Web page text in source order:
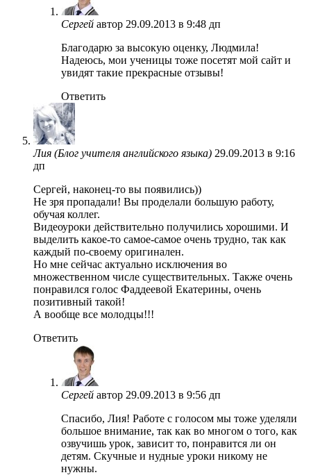
Сергей автор 29.09.2013 в 9:48 дп
Благодарю за высокую оценку, Людмила!
Надеюсь, мои ученицы тоже посетят мой сайт и
увидят такие прекрасные отзывы!
Ответить
Лия (Блог учителя английского языка) 29.09.2013 в 9:16
дп
Сергей, наконец-то вы появились))
Не зря пропадали! Вы проделали большую работу,
обучая коллег.
Видеоуроки действительно получились хорошими. И
выделить какое-то самое-самое очень трудно, так как
каждый по-своему оригинален.
Но мне сейчас актуально исключения во
множественном числе существительных. Также очень
понравился голос Фаддеевой Екатерины, очень
позитивный такой!
А вообще все молодцы!!!
Ответить
Сергей автор 29.09.2013 в 9:56 дп
Спасибо, Лия! Работе с голосом мы тоже уделяли
большое внимание, так как во многом о того, как
озвучишь урок, зависит то, понравится ли он
детям. Скучные и нудные уроки никому не
нужны.